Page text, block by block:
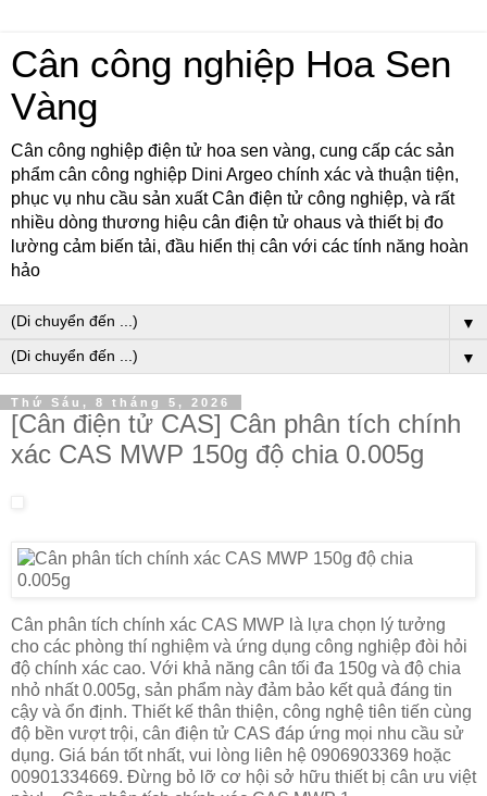
Cân công nghiệp Hoa Sen
Vàng
Cân công nghiệp điện tử hoa sen vàng, cung cấp các sản
phẩm cân công nghiệp Dini Argeo chính xác và thuận tiện,
phục vụ nhu cầu sản xuất Cân điện tử công nghiệp, và rất
nhiều dòng thương hiệu cân điện tử ohaus và thiết bị đo
lường cảm biến tải, đầu hiển thị cân với các tính năng hoàn
hảo
▼
▼
Thứ Sáu, 8 tháng 5, 2026
[Cân điện tử CAS] Cân phân tích chính
xác CAS MWP 150g độ chia 0.005g
Cân phân tích chính xác CAS MWP là lựa chọn lý tưởng
cho các phòng thí nghiệm và ứng dụng công nghiệp đòi hỏi
độ chính xác cao. Với khả năng cân tối đa 150g và độ chia
nhỏ nhất 0.005g, sản phẩm này đảm bảo kết quả đáng tin
cậy và ổn định. Thiết kế thân thiện, công nghệ tiên tiến cùng
độ bền vượt trội, cân điện tử CAS đáp ứng mọi nhu cầu sử
dụng. Giá bán tốt nhất, vui lòng liên hệ 0906903369 hoặc
00901334669. Đừng bỏ lỡ cơ hội sở hữu thiết bị cân ưu việt